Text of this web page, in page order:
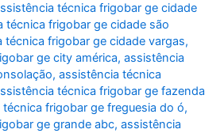
técnica frigobar ge cidade
técnica frigobar ge cidade são
técnica frigobar ge cidade vargas,
ge city américa,assistência
,assistência técnica
técnica frigobar ge fazenda
frigobar ge freguesia do ó,
ge grande abc,assistência